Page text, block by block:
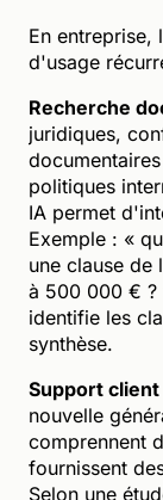
En entreprise,
d'usage
Recherche
juridiques,
politiques
IA permet
Exemple : «
une clause de
à 500 000 € ?
identifie les
synthèse.
Support
nouvelle
comprennent
fournissent
Selon une